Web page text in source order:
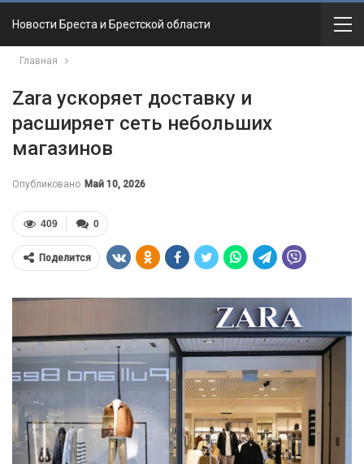
Новости Бреста и Брестской области
Главная
Zara ускоряет доставку и
расширяет сеть небольших
магазинов
Опубликовано Май 10, 2026
0
409
Поделится